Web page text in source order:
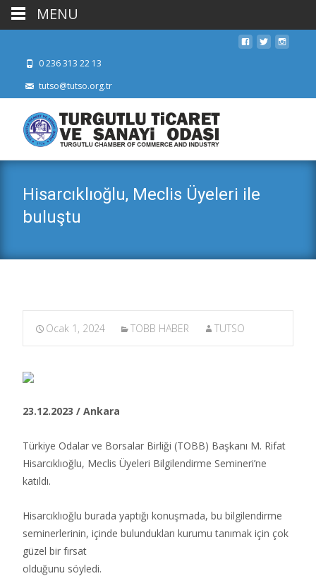
0 236 313 22 13
tutso@tutso.org.tr
Hisarcıklıoğlu, Meclis Üyeleri ile
buluştu
Ocak 1, 2024 TOBB HABER TUTSO
23.12.2023 / Ankara
Türkiye Odalar ve Borsalar Birliği (TOBB) Başkanı M. Rifat
Hisarcıklıoğlu, Meclis Üyeleri Bilgilendirme Semineri’ne
katıldı.​
Hisarcıklıoğlu burada yaptığı konuşmada, bu bilgilendirme
seminerlerinin, içinde bulundukları kurumu tanımak için çok
güzel bir fırsat
olduğunu söyledi.
MENU